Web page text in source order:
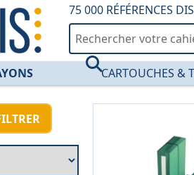
75 000 RÉFÉRENCES
CARTOUCHES &
—